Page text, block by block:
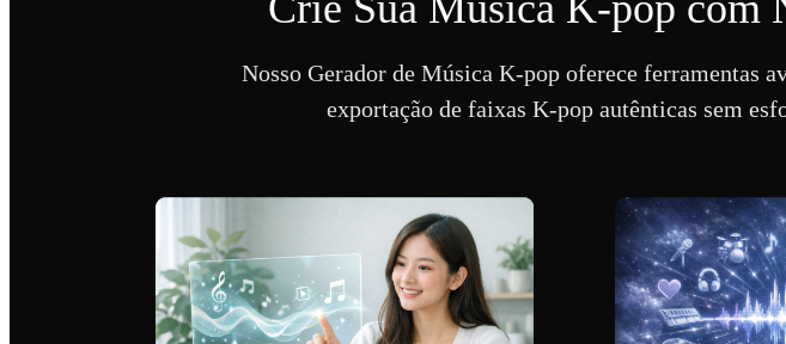
Nosso Gerador de Música K-pop oferece ferramentas
exportação de faixas K-pop autênticas sem